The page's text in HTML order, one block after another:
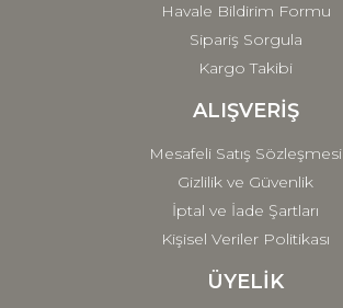
Gönder
Havale Bildirim Formu
Sipariş Sorgula
Kargo Takibi
ALIŞVERİŞ
Mesafeli Satış Sözleşmesi
Gizlilik ve Güvenlik
İptal ve İade Şartları
Kişisel Veriler Politikası
ÜYELİK